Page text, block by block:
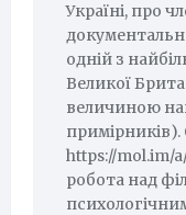
Україні, про
одній з
Великої
величиною
примірників).
https://mol.im/
робота над